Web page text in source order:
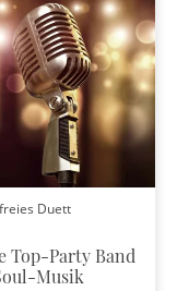
Duett
Top-Party Band
Musik